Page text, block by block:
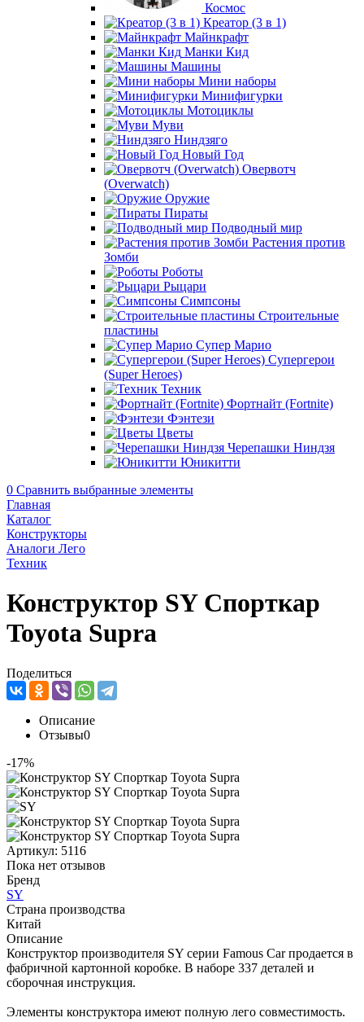
Космос
Креатор (3 в 1)
Майнкрафт
Манки Кид
Машины
Мини наборы
Минифигурки
Мотоциклы
Муви
Ниндзяго
Новый Год
Овервотч
(Overwatch)
Оружие
Пираты
Подводный мир
Растения против
Зомби
Роботы
Рыцари
Симпсоны
Строительные
пластины
Супер Марио
Супергерои
(Super Heroes)
Техник
Фортнайт (Fortnite)
Фэнтези
Цветы
Черепашки Ниндзя
Юникитти
0 Сравнить выбранные элементы
Главная
Каталог
Конструкторы
Аналоги Лего
Техник
Конструктор SY Спорткар
Toyota Supra
Поделиться
Описание
Отзывы0
-17%
Артикул: 5116
Пока нет отзывов
Бренд
SY
Страна производства
Китай
Описание
Конструктор производителя SY серии Famous Car продается в
фабричной картонной коробке. В наборе 337 деталей и
сборочная инструкция.
Элементы конструктора имеют полную лего совместимость.